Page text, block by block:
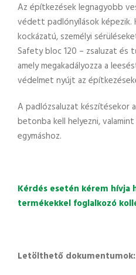
Az építkezések legnagyobb
védett padlónyílások képezik.
kockázatú, személyi
Safety bloc 120 – zsaluzat és
amely megakadályozza a
védelmet nyújt az
A padlózsaluzat készítésekor
betonba kell helyezni,
egymáshoz.
Kérdés esetén kérem hívja
termékekkel foglalkozó
Letölthető dokumentumok: